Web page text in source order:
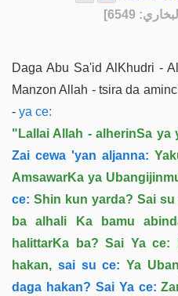
6549]
Daga Abu Sa'id AlKhudri -
Manzon Allah - tsira da
- ya ce:
"Lallai Allah - alherinSa ya
Zai cewa 'yan aljanna:
AmsawarKa ya
ce: Shin kun yarda? Sai
ba alhali Ka bamu
halittarKa ba? Sai Ya
hakan, sai su ce: Ya
daga hakan? Sai Ya ce: